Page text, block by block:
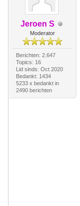
Jeroen S
Moderator
Berichten: 2.647
Topics: 16
Lid sinds: Oct 2020
Bedankt: 1434
5233 x bedankt in
2490 berichten